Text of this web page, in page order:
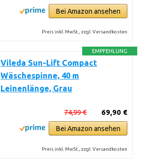
Bei Amazon ansehen
Preis inkl. MwSt., zzgl. Versandkosten
EMPFEHLUNG
Vileda Sun-Lift Compact
Wäschespinne, 40 m
Leinenlänge, Grau
69,90 €
74,99 €
Bei Amazon ansehen
Preis inkl. MwSt., zzgl. Versandkosten